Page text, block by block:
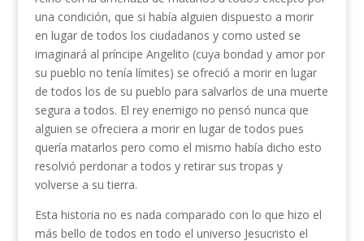
una condición, que si había alguien dispuesto a morir
en lugar de todos los ciudadanos y como usted se
imaginará al príncipe Angelito (cuya bondad y amor por
su pueblo no tenía límites) se ofreció a morir en lugar
de todos los de su pueblo para salvarlos de una muerte
segura a todos. El rey enemigo no pensó nunca que
alguien se ofreciera a morir en lugar de todos pues
quería matarlos pero como el mismo había dicho esto
resolvió perdonar a todos y retirar sus tropas y
volverse a su tierra.
Esta historia no es nada comparado con lo que hizo el
más bello de todos en todo el universo Jesucristo el